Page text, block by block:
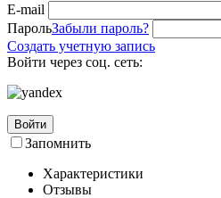
E-mail
ПарольЗабыли пароль?
Создать учетную запись
Войти через соц. сеть:
Войти
Запомнить
Характеристики
Отзывы